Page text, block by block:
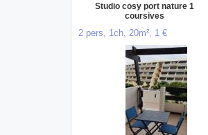
Studio cosy port nature 1
coursives
2 pers, 1ch, 20m², 1 €